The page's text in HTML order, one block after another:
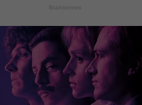
Brainberries